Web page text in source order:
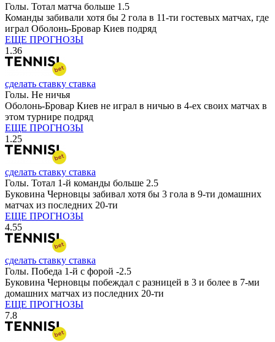
Голы. Тотал матча больше 1.5
Команды забивали хотя бы 2 гола в 11-ти гостевых матчах, где
играл Оболонь-Бровар Киев подряд
ЕЩЕ ПРОГНОЗЫ
1.36
сделать ставку ставка
Голы. Не ничья
Оболонь-Бровар Киев не играл в ничью в 4-ех своих матчах в
этом турнире подряд
ЕЩЕ ПРОГНОЗЫ
1.25
сделать ставку ставка
Голы. Тотал 1-й команды больше 2.5
Буковина Черновцы забивал хотя бы 3 гола в 9-ти домашних
матчах из последних 20-ти
ЕЩЕ ПРОГНОЗЫ
4.55
сделать ставку ставка
Голы. Победа 1-й с форой -2.5
Буковина Черновцы побеждал с разницей в 3 и более в 7-ми
домашних матчах из последних 20-ти
ЕЩЕ ПРОГНОЗЫ
7.8